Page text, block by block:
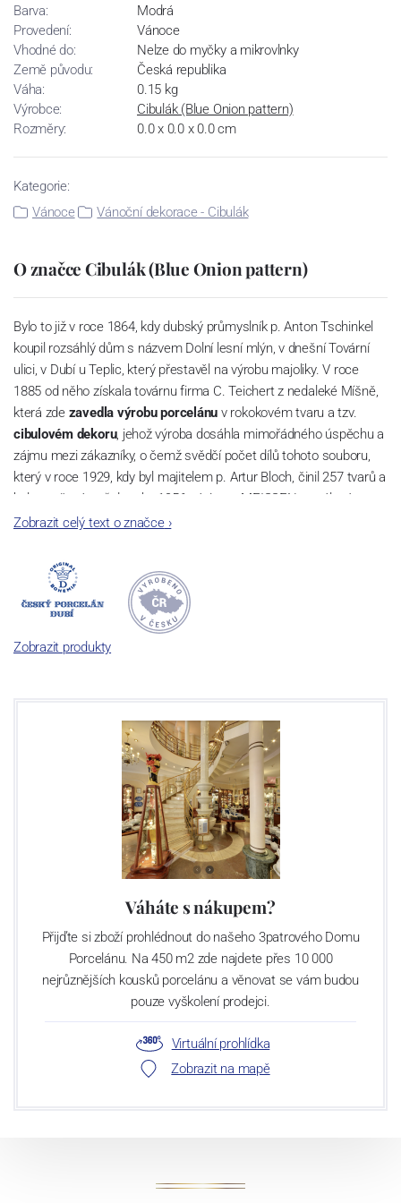
Barva:
Modrá
Provedení:
Vánoce
Vhodné do:
Nelze do myčky a mikrovlnky
Země původu:
Česká republika
Váha:
0.15 kg
Výrobce:
Cibulák (Blue Onion pattern)
Rozměry:
0.0 x 0.0 x 0.0 cm
Kategorie:
Vánoce
Vánoční dekorace - Cibulák
O značce Cibulák (Blue Onion pattern)
Bylo to již v roce 1864, kdy dubský průmyslník p. Anton Tschinkel
koupil rozsáhlý dům s názvem Dolní lesní mlýn, v dnešní Tovární
ulici, v Dubí u Teplic, který přestavěl na výrobu majoliky. V roce
1885 od něho získala továrnu firma C. Teichert z nedaleké Míšně,
která zde zavedla výrobu porcelánu v rokokovém tvaru a tzv.
cibulovém dekoru, jehož výroba dosáhla mimořádného úspěchu a
zájmu mezi zákazníky, o čemž svědčí počet dílů tohoto souboru,
který v roce 1929, kdy byl majitelem p. Artur Bloch, činil 257 tvarů a
byl označován až do roku 1956 nápisem MEISSEN v oválovém
rámečku.
počet jeho dílů v cibulovém provedení je 850 tvarů. Tyto výrobky
jsou garantovány Asociací sklářského a keramického průmyslu
České republiky jako „Český výrobek
Zobrazit celý text o značce›
Zobrazit produkty
Váháte s nákupem?
Přijďte si zboží prohlédnout do našeho 3patrového Domu
Porcelánu. Na 450 m2 zde najdete přes 10 000
nejrůznějších kousků porcelánu a věnovat se vám budou
pouze vyškolení prodejci.
Virtuální prohlídka
Zobrazit na mapě